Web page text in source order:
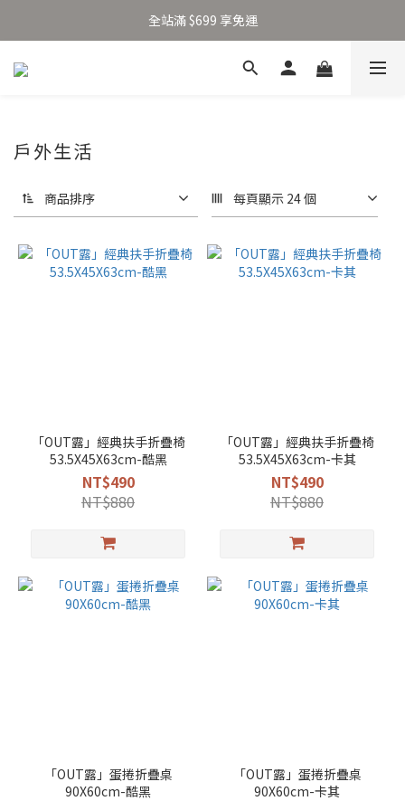
加入新會員得 $100 購物金 👉🏻
全站滿 $699 享免運
加入新會員得 $100 購物金 👉🏻
戶外生活
商品排序 每頁顯示 24 個
「OUT露」經典扶手折疊椅
53.5X45X63cm-酷黑
NT$490
NT$880
「OUT露」經典扶手折疊椅
53.5X45X63cm-卡其
NT$490
NT$880
「OUT露」蛋捲折疊桌
90X60cm-酷黑
「OUT露」蛋捲折疊桌
90X60cm-卡其